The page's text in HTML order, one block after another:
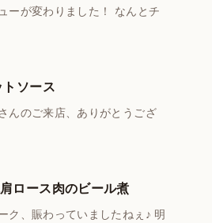
ーが変わりました！ なんとチ
ソース
んのご来店、ありがとうござ
ロース肉のビール煮
ク、賑わっていましたねぇ♪ 明